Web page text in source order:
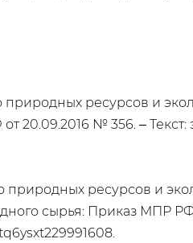
природных ресурсов и
20.09.2016 № 356. ‒ Текст:
ресурсов и
сырья: Приказ МПР РФ